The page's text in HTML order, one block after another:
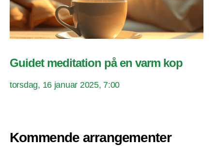
Guidet meditation på en varm kop
torsdag, 16 januar 2025, 7:00
Kommende arrangementer